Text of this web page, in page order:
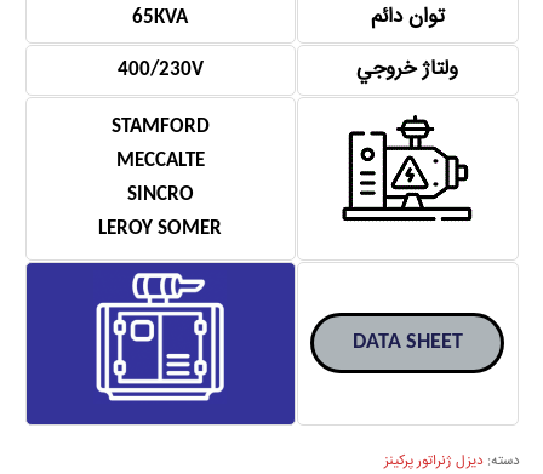
توان دائم 65KVA
ولتاژ خروجي 400/230V
STAMFORD
MECCALTE
SINCRO
LEROY SOMER
DATA SHEET
دسته:دیزل ژنراتور پرکینز